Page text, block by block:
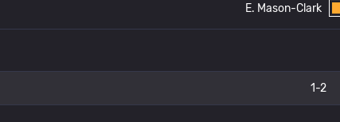
E. Mason-Clark
1-2